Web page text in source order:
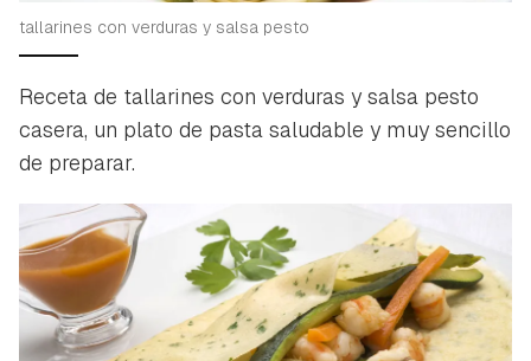
tallarines con verduras y salsa pesto
Receta de tallarines con verduras y salsa pesto
casera, un plato de pasta saludable y muy sencillo
de preparar.